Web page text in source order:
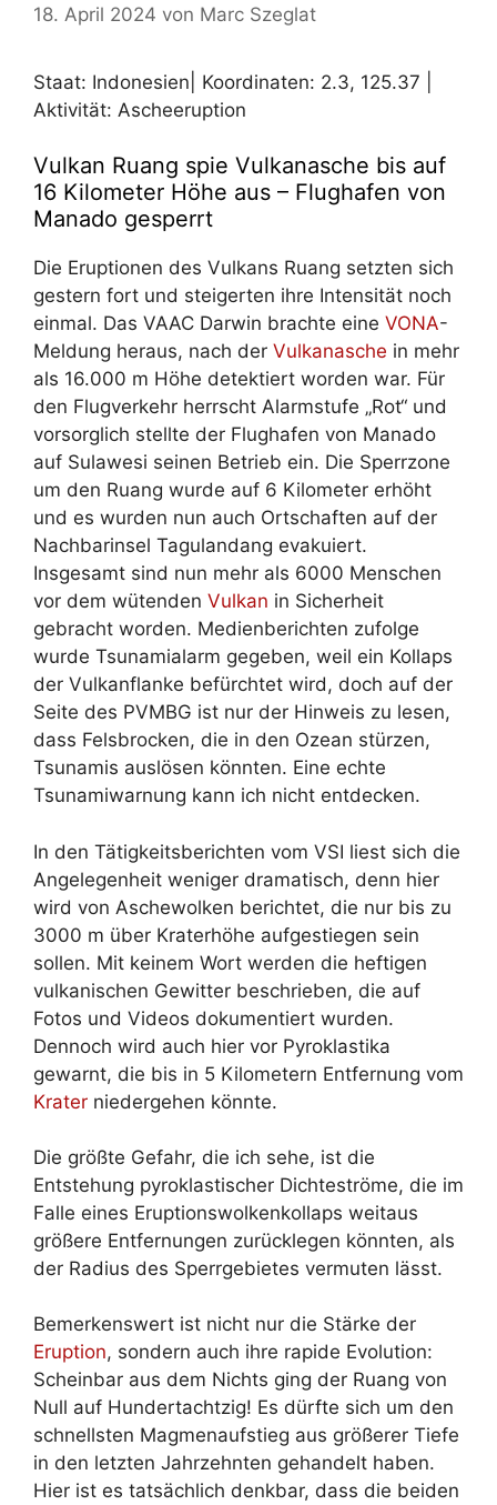
18. April 2024 von Marc Szeglat
Staat: Indonesien| Koordinaten: 2.3, 125.37 |
Aktivität: Ascheeruption
Vulkan Ruang spie Vulkanasche bis auf
16 Kilometer Höhe aus – Flughafen von
Manado gesperrt
Die Eruptionen des Vulkans Ruang setzten sich
gestern fort und steigerten ihre Intensität noch
einmal. Das VAAC Darwin brachte eine VONA-
Meldung heraus, nach der Vulkanasche in mehr
als 16.000 m Höhe detektiert worden war. Für
den Flugverkehr herrscht Alarmstufe „Rot“ und
vorsorglich stellte der Flughafen von Manado
auf Sulawesi seinen Betrieb ein. Die Sperrzone
um den Ruang wurde auf 6 Kilometer erhöht
und es wurden nun auch Ortschaften auf der
Nachbarinsel Tagulandang evakuiert.
Insgesamt sind nun mehr als 6000 Menschen
vor dem wütenden Vulkan in Sicherheit
gebracht worden. Medienberichten zufolge
wurde Tsunamialarm gegeben, weil ein Kollaps
der Vulkanflanke befürchtet wird, doch auf der
Seite des PVMBG ist nur der Hinweis zu lesen,
dass Felsbrocken, die in den Ozean stürzen,
Tsunamis auslösen könnten. Eine echte
Tsunamiwarnung kann ich nicht entdecken.
In den Tätigkeitsberichten vom VSI liest sich die
Angelegenheit weniger dramatisch, denn hier
wird von Aschewolken berichtet, die nur bis zu
3000 m über Kraterhöhe aufgestiegen sein
sollen. Mit keinem Wort werden die heftigen
vulkanischen Gewitter beschrieben, die auf
Fotos und Videos dokumentiert wurden.
Dennoch wird auch hier vor Pyroklastika
gewarnt, die bis in 5 Kilometern Entfernung vom
Krater niedergehen könnte.
Die größte Gefahr, die ich sehe, ist die
Entstehung pyroklastischer Dichteströme, die im
Falle eines Eruptionswolkenkollaps weitaus
größere Entfernungen zurücklegen könnten, als
der Radius des Sperrgebietes vermuten lässt.
Bemerkenswert ist nicht nur die Stärke der
Eruption, sondern auch ihre rapide Evolution:
Scheinbar aus dem Nichts ging der Ruang von
Null auf Hundertachtzig! Es dürfte sich um den
schnellsten Magmenaufstieg aus größerer Tiefe
in den letzten Jahrzehnten gehandelt haben.
Hier ist es tatsächlich denkbar, dass die beiden